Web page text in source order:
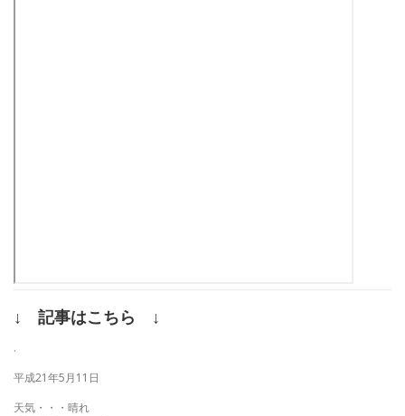
↓ 記事はこちら ↓
.
平成21年5月11日
天気・・・晴れ